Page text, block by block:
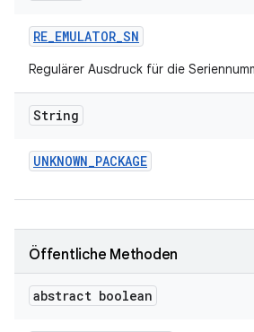
RE_EMULATOR_SN
Regulärer Ausdruck für die
String
UNKNOWN_PACKAGE
Öffentliche Methoden
abstract boolean